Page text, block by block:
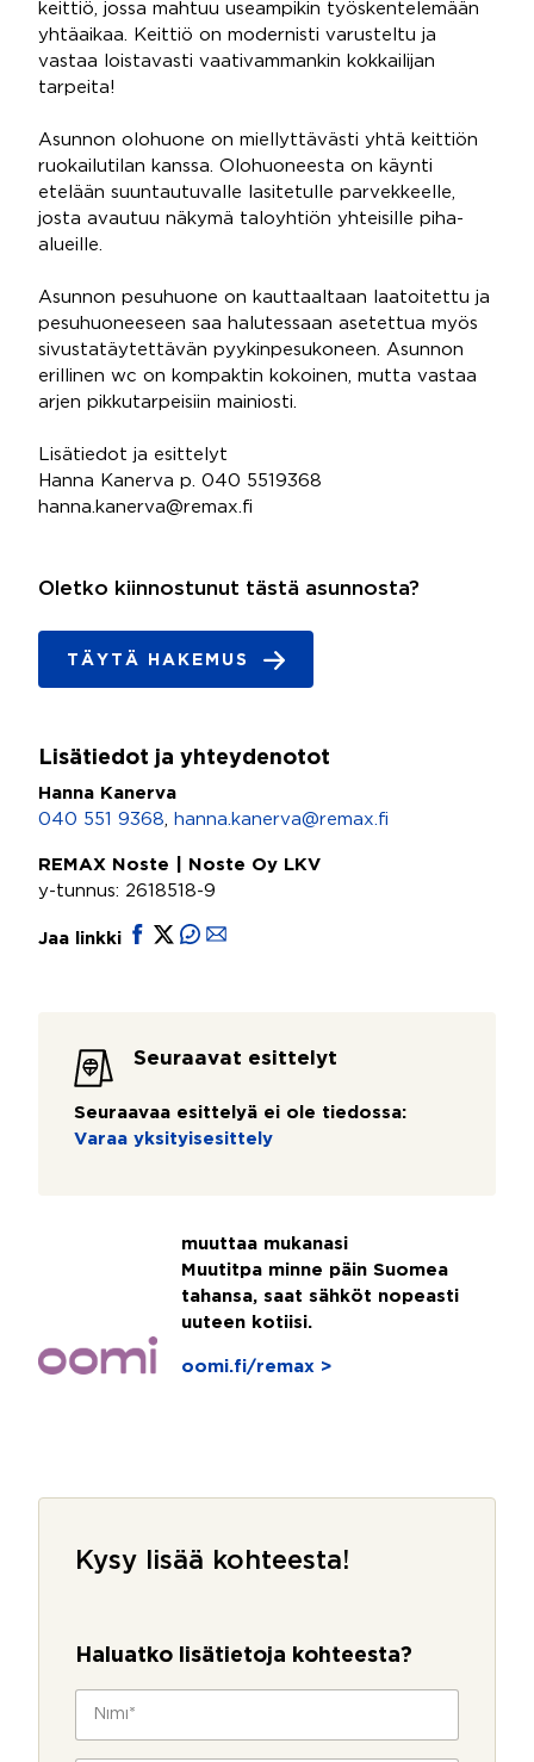
keittiö, jossa mahtuu useampikin työskentelemään
yhtäaikaa. Keittiö on modernisti varusteltu ja
vastaa loistavasti vaativammankin kokkailijan
tarpeita!
Asunnon olohuone on miellyttävästi yhtä keittiön
ruokailutilan kanssa. Olohuoneesta on käynti
etelään suuntautuvalle lasitetulle parvekkeelle,
josta avautuu näkymä taloyhtiön yhteisille piha-
alueille.
Asunnon pesuhuone on kauttaaltaan laatoitettu ja
pesuhuoneeseen saa halutessaan asetettua myös
sivustatäytettävän pyykinpesukoneen. Asunnon
erillinen wc on kompaktin kokoinen, mutta vastaa
arjen pikkutarpeisiin mainiosti.
Lisätiedot ja esittelyt
Hanna Kanerva p. 040 5519368
hanna.kanerva@remax.fi
Oletko kiinnostunut tästä asunnosta?
TÄYTÄ HAKEMUS
Lisätiedot ja yhteydenotot
Hanna Kanerva
040 551 9368
hanna.kanerva@remax.fi
REMAX Noste | Noste Oy LKV
y-tunnus: 2618518-9
Jaa linkki
Seuraavat esittelyt
Seuraavaa esittelyä ei ole tiedossa:
Varaa yksityisesittely
muuttaa mukanasi
Muutitpa minne päin Suomea
tahansa, saat sähköt nopeasti
uuteen kotiisi.
oomi.fi/remax >
Kysy lisää kohteesta!
Haluatko lisätietoja kohteesta?
m